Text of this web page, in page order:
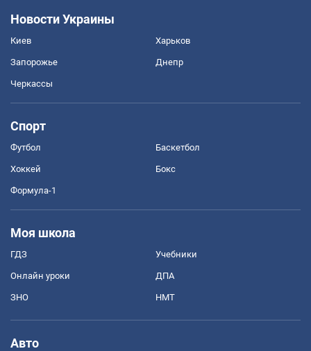
Новости Украины
Киев Харьков
Запорожье Днепр
Черкассы
Спорт
Футбол Баскетбол
Хоккей Бокс
Формула-1
Моя школа
ГДЗ Учебники
Онлайн уроки ДПА
ЗНО НМТ
Авто